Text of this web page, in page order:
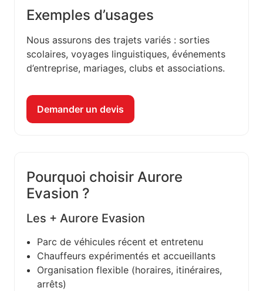
Exemples d’usages
Nous assurons des trajets variés : sorties
scolaires, voyages linguistiques, événements
d’entreprise, mariages, clubs et associations.
Demander un devis
Pourquoi choisir Aurore
Evasion ?
Les + Aurore Evasion
Parc de véhicules récent et entretenu
Chauffeurs expérimentés et accueillants
Organisation flexible (horaires, itinéraires,
arrêts)